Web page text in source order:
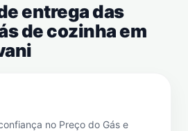
entrega das
de cozinha em
no Preço do Gás e